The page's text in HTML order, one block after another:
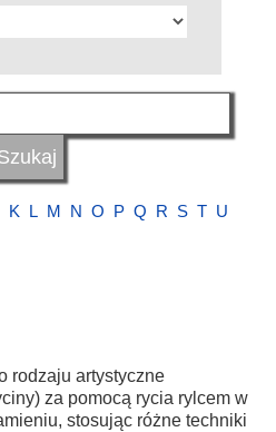
K L M N O P Q R S T U
rodzaju artystyczne
za pomocą rycia rylcem w
stosując różne techniki